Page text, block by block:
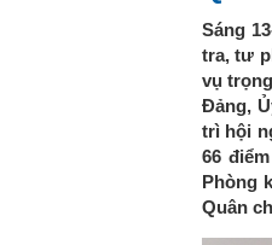
Sáng
tra, tư
vụ
Đảng,
trì hội
66
Phòng
Quân